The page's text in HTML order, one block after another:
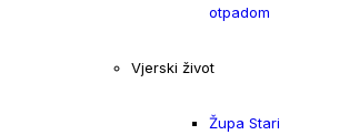
otpadom
Vjerski život
Župa Stari